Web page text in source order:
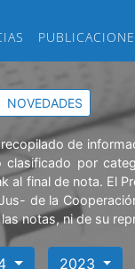
NOVEDADES
de
por
al final de nota. El
de la
notas, ni de su
2023